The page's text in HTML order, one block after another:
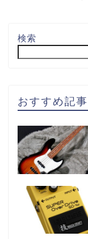
検索
おすすめ記事